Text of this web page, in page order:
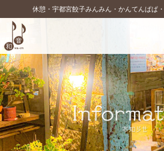
休憩・宇都宮餃子みんみん・かんてんぱぱ